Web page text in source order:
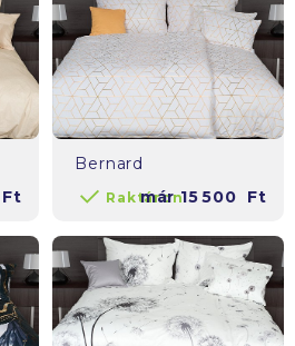
Ft
Bernard
Raktáron
már15 500 Ft